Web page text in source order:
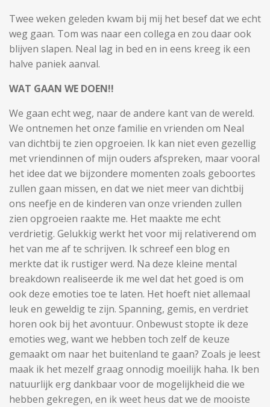
Twee weken geleden kwam bij mij het besef dat we echt
weg gaan. Tom was naar een collega en zou daar ook
blijven slapen. Neal lag in bed en in eens kreeg ik een
halve paniek aanval.
WAT GAAN WE DOEN!!
We gaan echt weg, naar de andere kant van de wereld.
We ontnemen het onze familie en vrienden om Neal
van dichtbij te zien opgroeien. Ik kan niet even gezellig
met vriendinnen of mijn ouders afspreken, maar vooral
het idee dat we bijzondere momenten zoals geboortes
zullen gaan missen, en dat we niet meer van dichtbij
ons neefje en de kinderen van onze vrienden zullen
zien opgroeien raakte me. Het maakte me echt
verdrietig. Gelukkig werkt het voor mij relativerend om
het van me af te schrijven. Ik schreef een blog en
merkte dat ik rustiger werd. Na deze kleine mental
breakdown realiseerde ik me wel dat het goed is om
ook deze emoties toe te laten. Het hoeft niet allemaal
leuk en geweldig te zijn. Spanning, gemis, en verdriet
horen ook bij het avontuur. Onbewust stopte ik deze
emoties weg, want we hebben toch zelf de keuze
gemaakt om naar het buitenland te gaan? Zoals je leest
maak ik het mezelf graag onnodig moeilijk haha. Ik ben
natuurlijk erg dankbaar voor de mogelijkheid die we
hebben gekregen, en ik weet heus dat we de mooiste